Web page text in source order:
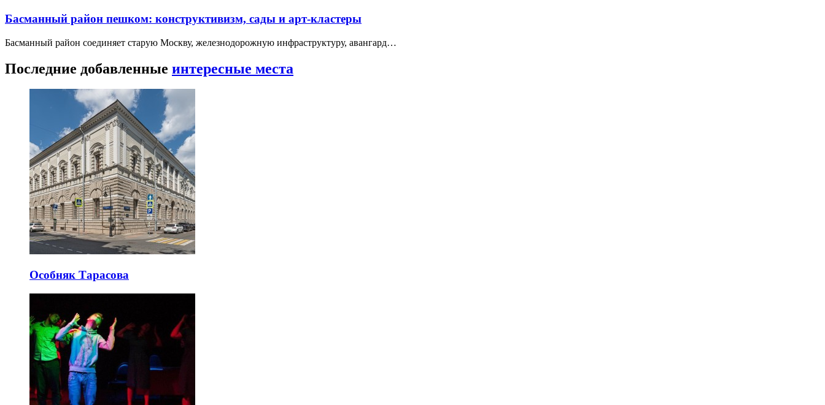
Басманный район пешком: конструктивизм, сады и арт-кластеры
Басманный район соединяет старую Москву, железнодорожную инфраструктуру, авангард…
Последние добавленные интересные места
Особняк Тарасова